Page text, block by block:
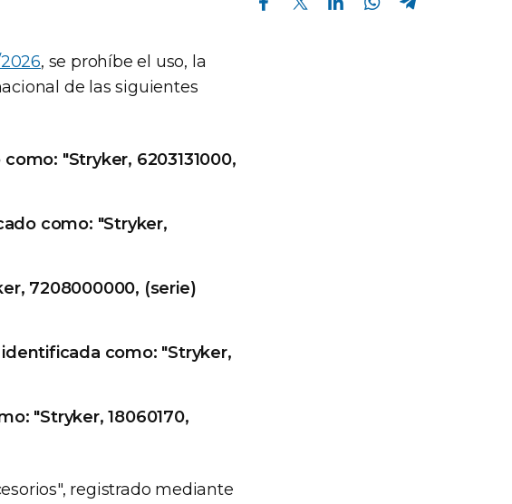
, se prohíbe el uso, la
de las siguientes
"Stryker, 6203131000,
como: "Stryker,
7208000000, (serie)
como: "Stryker,
"Stryker, 18060170,
registrado mediante